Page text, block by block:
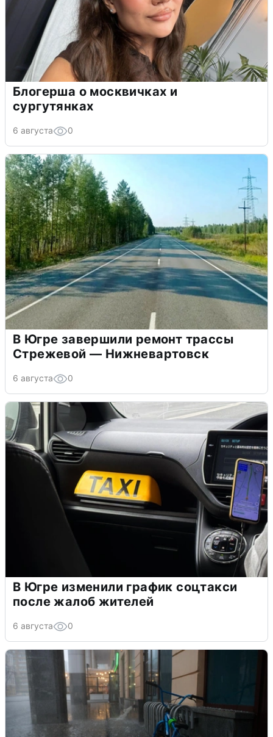
Блогерша о москвичках и
сургутянках
6 августа 0
В Югре завершили ремонт трассы
Стрежевой — Нижневартовск
6 августа 0
В Югре изменили график соцтакси
после жалоб жителей
6 августа 0